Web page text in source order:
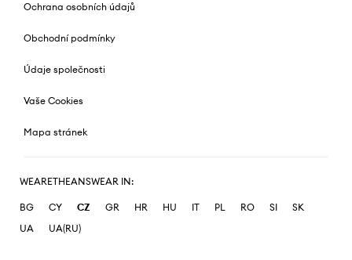
Ochrana osobních údajů
Obchodní podmínky
Údaje společnosti
Vaše Cookies
Mapa stránek
WEARETHEANSWEAR IN:
BG CY CZ GR HR HU IT PL RO SI
SK
UA
UA(RU)